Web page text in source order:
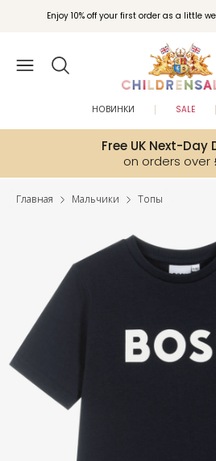
Enjoy 10% off your first order as a little
Free UK Next-Day
on orders over
НОВИНКИ SALE
Главная Мальчики Топы